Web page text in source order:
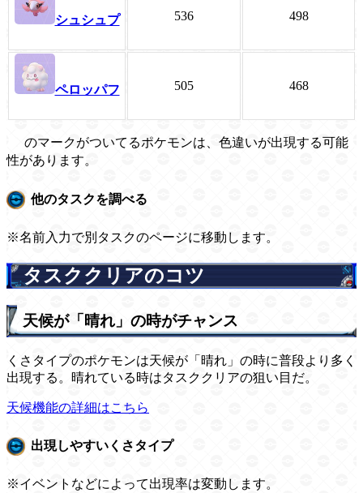
シュシュプ 536 498
ペロッパフ 505 468
のマークがついてるポケモンは、色違いが出現する可能
性があります。
他のタスクを調べる
※名前入力で別タスクのページに移動します。
タスククリアのコツ
天候が「晴れ」の時がチャンス
くさタイプのポケモンは天候が「晴れ」の時に普段より多く
出現する。晴れている時はタスククリアの狙い目だ。
天候機能の詳細はこちら
出現しやすいくさタイプ
※イベントなどによって出現率は変動します。